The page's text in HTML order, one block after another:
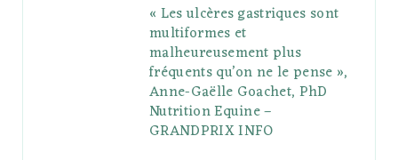
e
P
l
s
g
r
a
m
r
e
s
r
« Les ulcères gastriques sont
multiformes et
malheureusement plus
fréquents qu’on ne le pense »,
Anne-Gaëlle Goachet, PhD
Nutrition Equine –
GRANDPRIX INFO